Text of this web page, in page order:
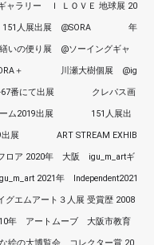
ャラリー　Ｉ ＬＯＶＥ 地球展 20
人展出展　@SORA 　　　　年
いの便り展　@ソーイングギャ
＋ 　　　　川瀬大樹個展　@ig
番にて出展 　　　　クレパス画
ム2019出展 　　　　151人展出
展 　　　　ART STREAM EXHIB
ロア 2020年　大阪　igu_m_artギ
2021年　Independent2021
グエムアート３人展 受賞歴 2008
年　アートムーブ　大阪市教育